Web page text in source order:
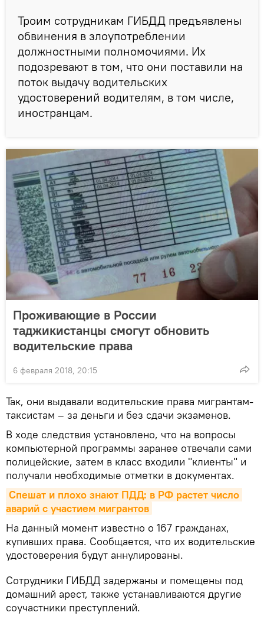
Троим сотрудникам ГИБДД предъявлены
обвинения в злоупотреблении
должностными полномочиями. Их
подозревают в том, что они поставили на
поток выдачу водительских
удостоверений водителям, в том числе,
иностранцам.
Проживающие в России
таджикистанцы смогут обновить
водительские права
6 февраля 2018, 20:15
Так, они выдавали водительские права мигрантам-
таксистам – за деньги и без сдачи экзаменов.
В ходе следствия установлено, что на вопросы
компьютерной программы заранее отвечали сами
полицейские, затем в класс входили "клиенты" и
получали необходимые отметки в документах.
Спешат и плохо знают ПДД: в РФ растет число
аварий с участием мигрантов
На данный момент известно о 167 гражданах,
купивших права. Сообщается, что их водительские
удостоверения будут аннулированы.
Сотрудники ГИБДД задержаны и помещены под
домашний арест, также устанавливаются другие
соучастники преступлений.